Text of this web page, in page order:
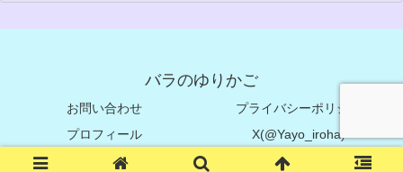
バラのゆりかご
お問い合わせ
プライバシーポリシー
プロフィール
X(@Yayo_iroha)
© 2024 バラのゆりかご.